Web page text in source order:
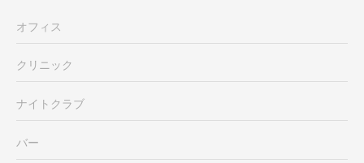
オフィス
クリニック
ナイトクラブ
バー